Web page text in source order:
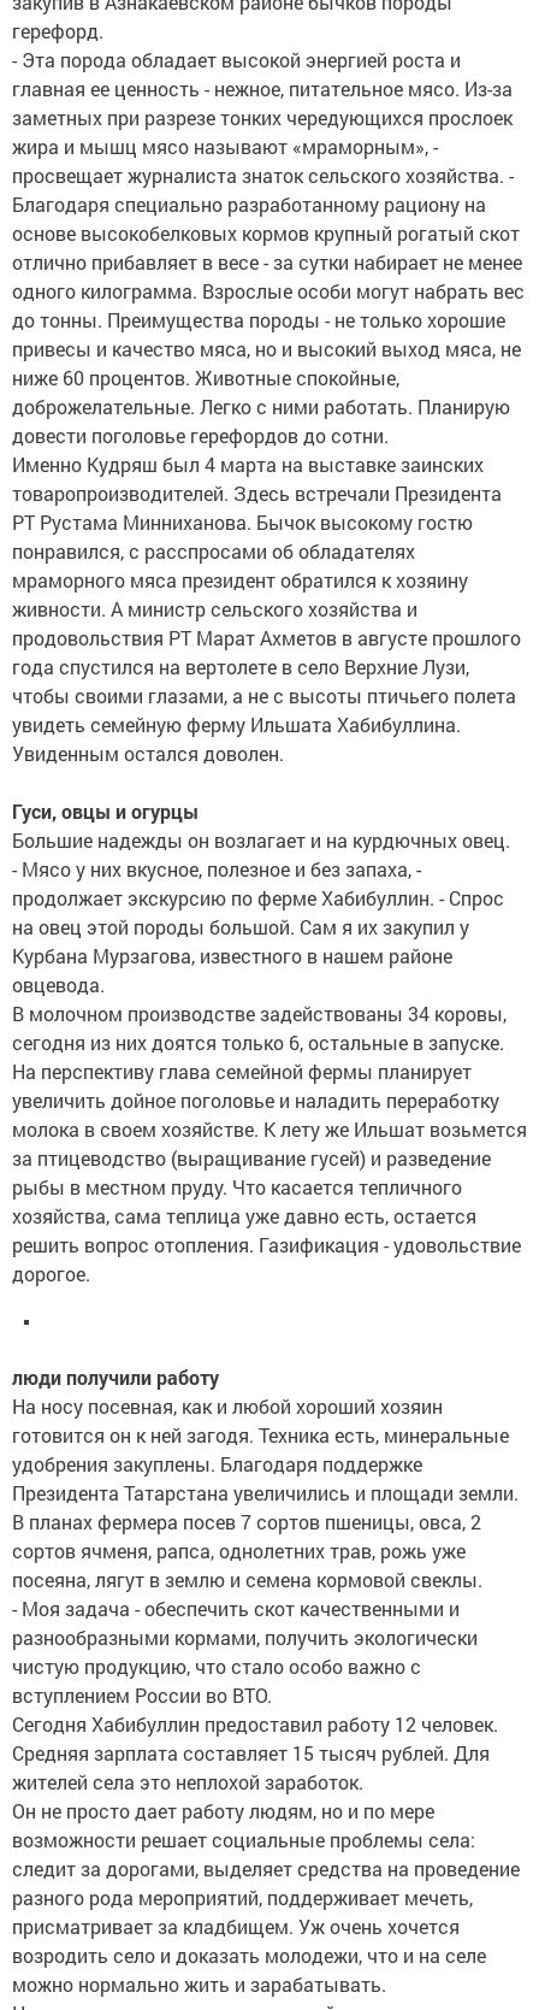
герефорд.
- Эта порода обладает высокой энергией роста и
главная ее ценность - нежное, питательное мясо. Из-за
заметных при разрезе тонких чередующихся прослоек
жира и мышц мясо называют «мраморным», -
просвещает журналиста знаток сельского хозяйства. -
Благодаря специально разработанному рациону на
основе высокобелковых кормов крупный рогатый скот
отлично прибавляет в весе - за сутки набирает не менее
одного килограмма. Взрослые особи могут набрать вес
до тонны. Преимущества породы - не только хорошие
привесы и качество мяса, но и высокий выход мяса, не
ниже 60 процентов. Животные спокойные,
доброжелательные. Легко с ними работать. Планирую
довести поголовье герефордов до сотни.
Именно Кудряш был 4 марта на выставке заинских
товаропроизводителей. Здесь встречали Президента
РТ Рустама Минниханова. Бычок высокому гостю
понравился, с расспросами об обладателях
мраморного мяса президент обратился к хозяину
живности. А министр сельского хозяйства и
продовольствия РТ Марат Ахметов в августе прошлого
года спустился на вертолете в село Верхние Лузи,
чтобы своими глазами, а не с высоты птичьего полета
увидеть семейную ферму Ильшата Хабибуллина.
Увиденным остался доволен.
Гуси, овцы и огурцы
Большие надежды он возлагает и на курдючных овец.
- Мясо у них вкусное, полезное и без запаха, -
продолжает экскурсию по ферме Хабибуллин. - Спрос
на овец этой породы большой. Сам я их закупил у
Курбана Мурзагова, известного в нашем районе
овцевода.
В молочном производстве задействованы 34 коровы,
сегодня из них доятся только 6, остальные в запуске.
На перспективу глава семейной фермы планирует
увеличить дойное поголовье и наладить переработку
молока в своем хозяйстве. К лету же Ильшат возьмется
за птицеводство (выращивание гусей) и разведение
рыбы в местном пруду. Что касается тепличного
хозяйства, сама теплица уже давно есть, остается
решить вопрос отопления. Газификация - удовольствие
дорогое.
люди получили работу
На носу посевная, как и любой хороший хозяин
готовится он к ней загодя. Техника есть, минеральные
удобрения закуплены. Благодаря поддержке
Президента Татарстана увеличились и площади земли.
В планах фермера посев 7 сортов пшеницы, овса, 2
сортов ячменя, рапса, однолетних трав, рожь уже
посеяна, лягут в землю и семена кормовой свеклы.
- Моя задача - обеспечить скот качественными и
разнообразными кормами, получить экологически
чистую продукцию, что стало особо важно с
вступлением России во ВТО.
Сегодня Хабибуллин предоставил работу 12 человек.
Средняя зарплата составляет 15 тысяч рублей. Для
жителей села это неплохой заработок.
Он не просто дает работу людям, но и по мере
возможности решает социальные проблемы села:
следит за дорогами, выделяет средства на проведение
разного рода мероприятий, поддерживает мечеть,
присматривает за кладбищем. Уж очень хочется
возродить село и доказать молодежи, что и на селе
можно нормально жить и зарабатывать.